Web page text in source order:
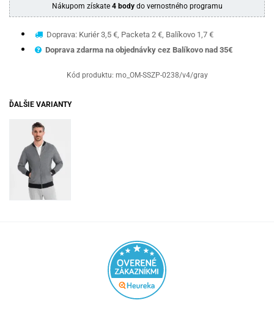
Nákupom získate 4 bodydo vernostného programu
Doprava: Kuriér 3,5 €, Packeta 2 €, Balíkovo 1,7 €
Doprava zdarma na objednávky cez Balíkovo nad 35€
Kód produktu: mo_OM-SSZP-0238/v4/gray
ĎALŠIE VARIANTY